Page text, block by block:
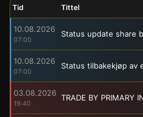
Tid Tittel
10.08.2026
07:00
Status update share
10.08.2026
07:00
Status tilbakekjøp av
03.08.2026
19:40
TRADE BY PRIMARY